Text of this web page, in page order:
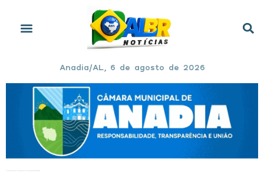
Anadia/AL, 6 de agosto de 2026